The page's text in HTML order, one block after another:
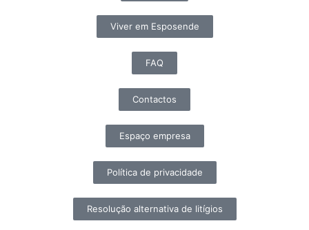
Viver em Esposende
FAQ
Contactos
Espaço empresa
Política de privacidade
Resolução alternativa de litígios